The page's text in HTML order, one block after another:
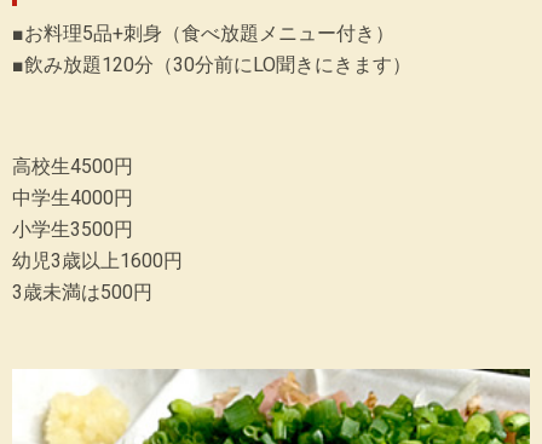
■お料理5品+刺身（食べ放題メニュー付き）
■飲み放題120分（30分前にLO聞きにきます）
高校生4500円
中学生4000円
小学生3500円
幼児3歳以上1600円
3歳未満は500円